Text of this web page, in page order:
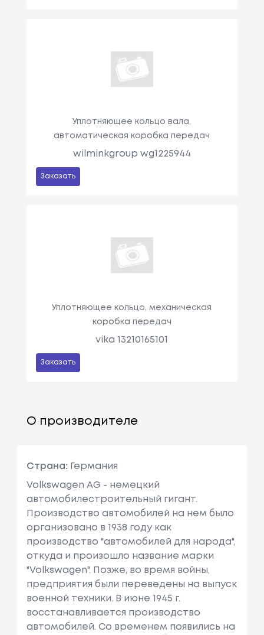
Уплотняющее кольцо вала,
автоматическая коробка передач
wilminkgroup wg1225944
Заказать
Уплотняющее кольцо, механическая
коробка передач
vika 13210165101
Заказать
О производителе
Страна: Германия
Volkswagen AG - немецкий
автомобилестроительный гигант.
Производство автомобилей на нем было
организовано в 1938 году как
производство "автомобилей для народа",
откуда и произошло название марки
"Volkswagen". Позже, во время войны,
предприятия были переведены на выпуск
военной техники. В июне 1945 г.
восстанавливается производство
автомобилей. Cо временем появились на